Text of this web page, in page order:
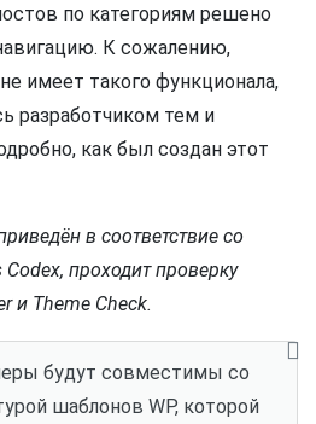
по категориям решено
К сожалению,
имеет такого функционала,
разработчиком тем и
как был создан этот
в соответствие со
проходит проверку
и Theme Check.
будут совместимы со
шаблонов WP, которой